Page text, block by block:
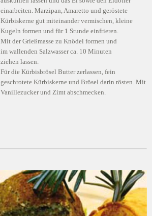
einarbeiten. Marzipan, Amaretto und geröstete
Kürbiskerne gut miteinander vermischen, kleine
Kugeln formen und für 1 Stunde einfrieren.
Mit der Grießmasse zu Knödel formen und
im wallenden Salzwasser ca. 10 Minuten
ziehen lassen.
Für die Kürbisbrösel Butter zerlassen, fein
geschrotete Kürbiskerne und Brösel darin rösten. Mit
Vanillezucker und Zimt abschmecken.